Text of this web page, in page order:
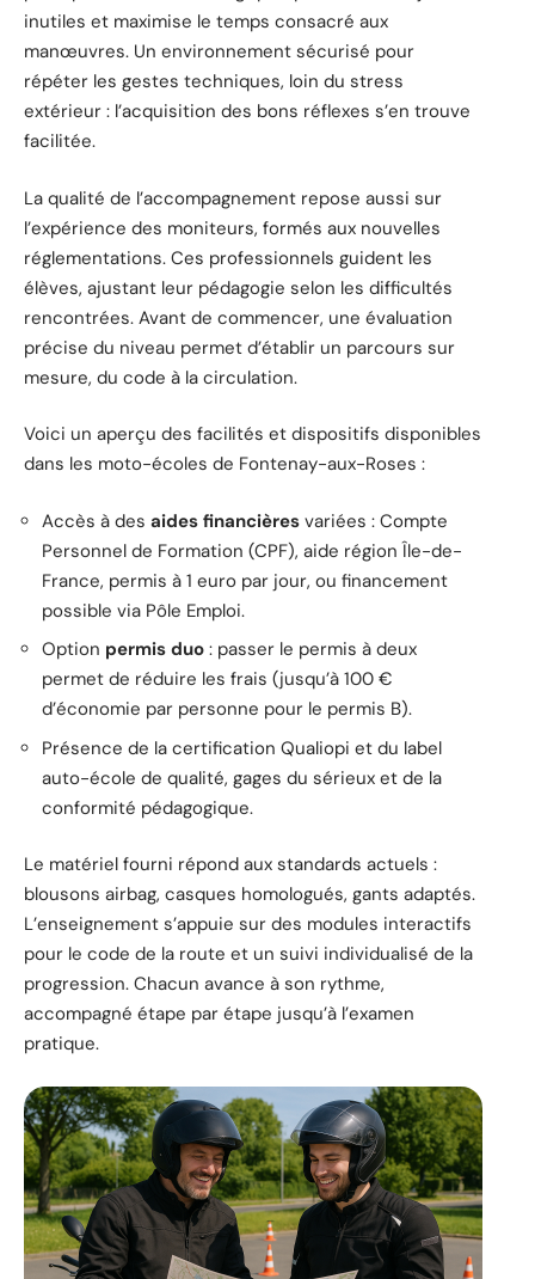
inutiles et maximise le temps consacré aux
manœuvres. Un environnement sécurisé pour
répéter les gestes techniques, loin du stress
extérieur : l’acquisition des bons réflexes s’en trouve
facilitée.
La qualité de l’accompagnement repose aussi sur
l’expérience des moniteurs, formés aux nouvelles
réglementations. Ces professionnels guident les
élèves, ajustant leur pédagogie selon les difficultés
rencontrées. Avant de commencer, une évaluation
précise du niveau permet d’établir un parcours sur
mesure, du code à la circulation.
Voici un aperçu des facilités et dispositifs disponibles
dans les moto-écoles de Fontenay-aux-Roses :
Accès à des aides financières variées : Compte
Personnel de Formation (CPF), aide région Île-de-
France, permis à 1 euro par jour, ou financement
possible via Pôle Emploi.
Option permis duo : passer le permis à deux
permet de réduire les frais (jusqu’à 100 €
d’économie par personne pour le permis B).
Présence de la certification Qualiopi et du label
auto-école de qualité, gages du sérieux et de la
conformité pédagogique.
Le matériel fourni répond aux standards actuels :
blousons airbag, casques homologués, gants adaptés.
L’enseignement s’appuie sur des modules interactifs
pour le code de la route et un suivi individualisé de la
progression. Chacun avance à son rythme,
accompagné étape par étape jusqu’à l’examen
pratique.